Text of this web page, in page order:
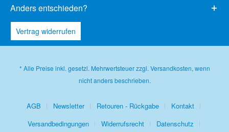
Anders entschieden?
Vertrag widerrufen
* Alle Preise inkl. gesetzl. Mehrwertsteuer zzgl. Versandkosten, wenn
nicht anders beschrieben.
AGB Newsletter Retouren - Rückgabe
Kontakt
Versandbedingungen
Widerrufsrecht Datenschutz